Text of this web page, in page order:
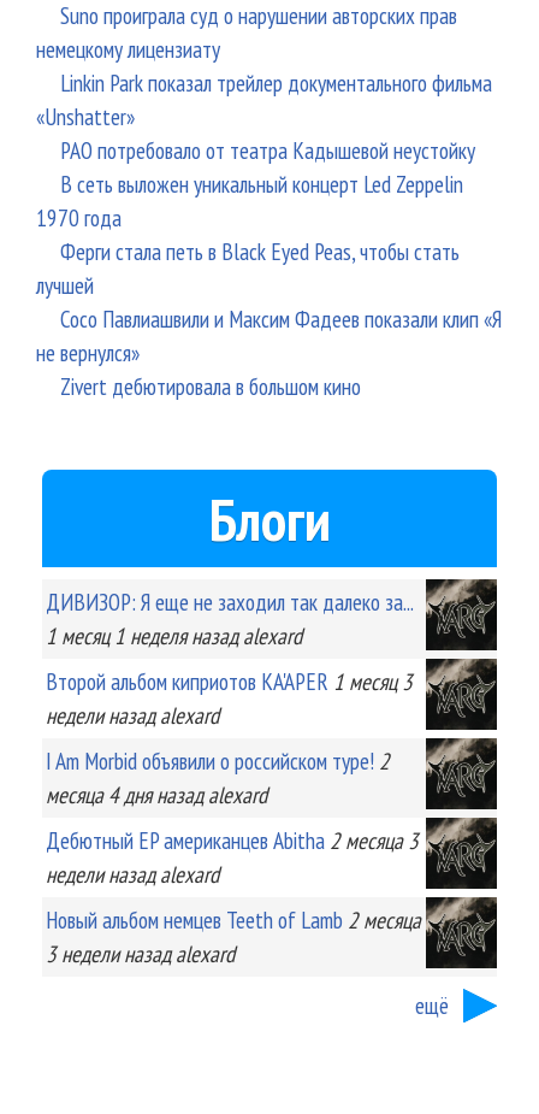
Suno проиграла суд о нарушении авторских прав
немецкому лицензиату
Linkin Park показал трейлер документального фильма
«Unshatter»
РАО потребовало от театра Кадышевой неустойку
В сеть выложен уникальный концерт Led Zeppelin
1970 года
Ферги стала петь в Black Eyed Peas, чтобы стать
лучшей
Сосо Павлиашвили и Максим Фадеев показали клип «Я
не вернулся»
Zivert дебютировала в большом кино
Блоги
ДИВИЗОР: Я еще не заходил так далеко за...
1 месяц 1 неделяназад alexard
Второй альбом киприотов KA'APER 1 месяц 3
неделиназад alexard
I Am Morbid объявили о российском туре! 2
месяца 4 дняназад alexard
Дебютный EP американцев Abitha 2 месяца 3
неделиназад alexard
Новый альбом немцев Teeth of Lamb 2 месяца
3 неделиназад alexard
ещё